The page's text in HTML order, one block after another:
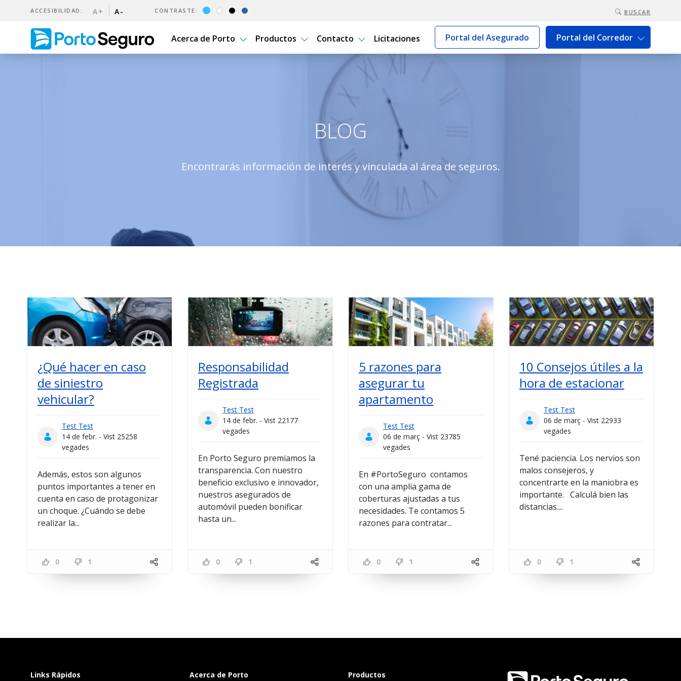
BUSCAR
ACCESIBILIDAD: A+ A- CONTRASTE:
Acerca de Porto Productos Contacto Licitaciones Portal del Asegurado Portal del Corredor
Blog | Porto Seguro Uruguay
BLOG
Encontrarás información de interés y vinculada al área de seguros.
¿Qué hacer en caso
de siniestro
vehicular?
Test Test
14 de febr. - Vist 25258
vegades
Además, estos son algunos
puntos importantes a tener en
cuenta en caso de protagonizar
un choque. ¿Cuándo se debe
realizar la...
0 1
Responsabilidad
Registrada
Test Test
14 de febr. - Vist 22177
vegades
En Porto Seguro premiamos la
transparencia. Con nuestro
beneficio exclusivo e innovador,
nuestros asegurados de
automóvil pueden bonificar
hasta un...
0 1
5 razones para
asegurar tu
apartamento
Test Test
06 de març - Vist 23785
vegades
En #PortoSeguro contamos
con una amplia gama de
coberturas ajustadas a tus
necesidades. Te contamos 5
razones para contratar...
0 1
10 Consejos útiles a la
hora de estacionar
Test Test
06 de març - Vist 22933
vegades
Tené paciencia. Los nervios son
malos consejeros, y
concentrarte en la maniobra es
importante. Calculá bien las
distancias....
0 1
Links Rápidos Acerca de Porto Productos